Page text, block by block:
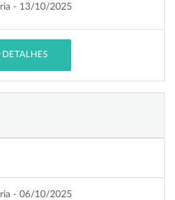
- 13/10/2025
DETALHES
- 06/10/2025